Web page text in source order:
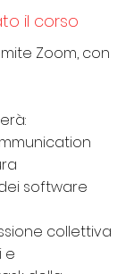
il corso
Zoom, con
software
collettiva
e